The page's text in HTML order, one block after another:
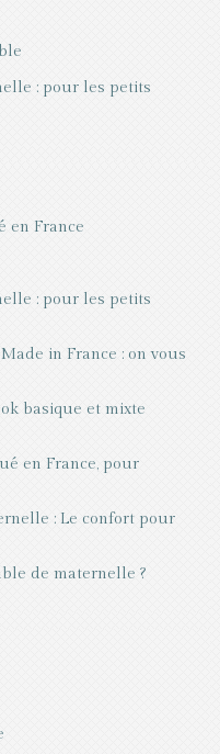
: pour les petits
en France
: pour les petits
in France : on vous
basique et mixte
en France, pour
: Le confort pour
de maternelle ?